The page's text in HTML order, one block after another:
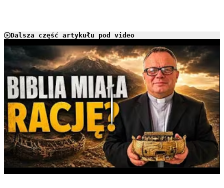
Dalsza część artykułu pod video
Play